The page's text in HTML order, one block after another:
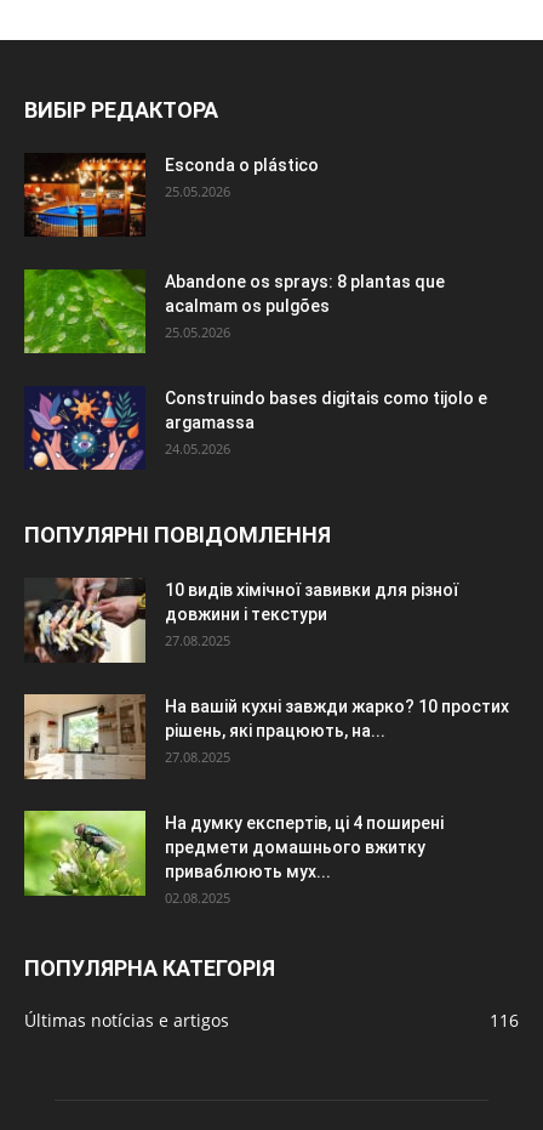
ВИБІР РЕДАКТОРА
Esconda o plástico
25.05.2026
Abandone os sprays: 8 plantas que
acalmam os pulgões
25.05.2026
Construindo bases digitais como tijolo e
argamassa
24.05.2026
ПОПУЛЯРНІ ПОВІДОМЛЕННЯ
10 видів хімічної завивки для різної
довжини і текстури
27.08.2025
На вашій кухні завжди жарко? 10 простих
рішень, які працюють, на...
27.08.2025
На думку експертів, ці 4 поширені
предмети домашнього вжитку
приваблюють мух...
02.08.2025
ПОПУЛЯРНА КАТЕГОРІЯ
Últimas notícias e artigos 116